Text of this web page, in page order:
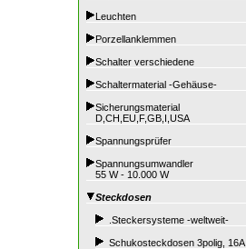
Leuchten
Porzellanklemmen
Schalter verschiedene
Schaltermaterial -Gehäuse-
Sicherungsmaterial
D,CH,EU,F,GB,I,USA
Spannungsprüfer
Spannungsumwandler
55 W - 10.000 W
Steckdosen
.Steckersysteme -weltweit-
Schukosteckdosen 3polig, 16A